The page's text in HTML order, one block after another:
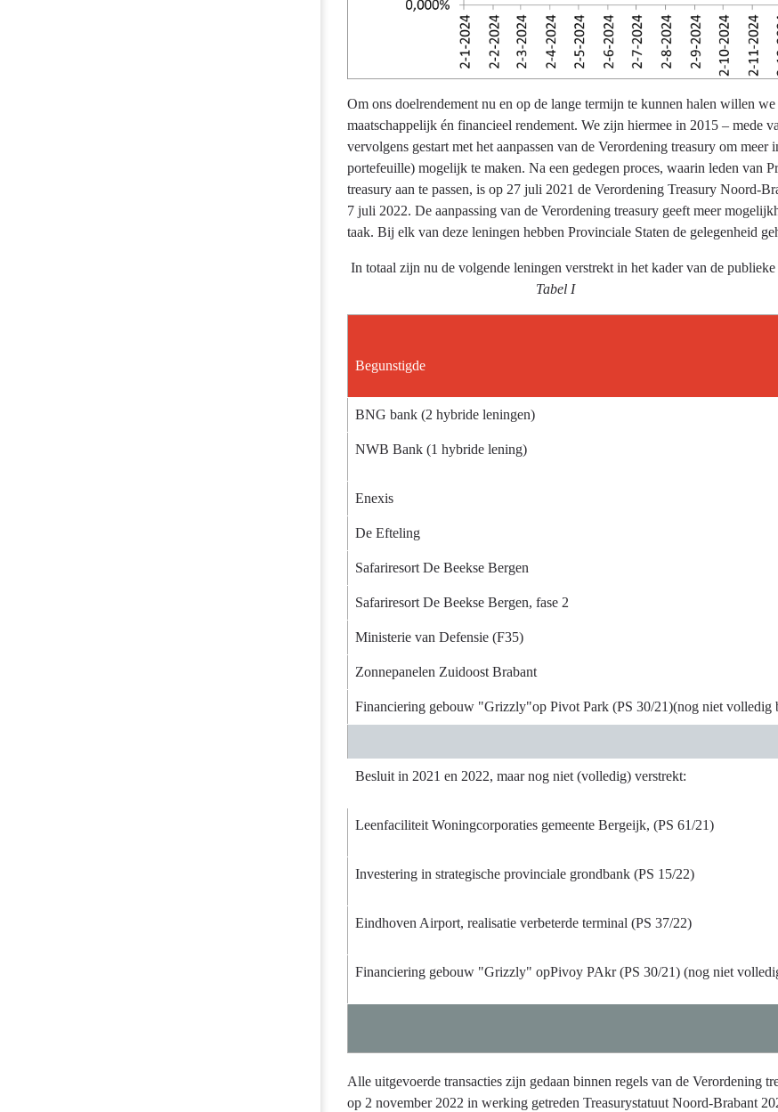
Om ons doelrendement nu en op de lange termijn te kunnen halen willen
maatschappelijk én financieel rendement. We zijn hiermee in 2015 – mede
vervolgens gestart met het aanpassen van de Verordening treasury om
portefeuille) mogelijk te maken. Na een gedegen proces, waarin leden van
treasury aan te passen, is op 27 juli 2021 de Verordening Treasury Noord-
7 juli 2022. De aanpassing van de Verordening treasury geeft meer
taak. Bij elk van deze leningen hebben Provinciale Staten de gelegenheid
In totaal zijn nu de volgende leningen
Tabel I
Begunstigde
BNG bank (2 hybride leningen)
NWB Bank (1 hybride lening)
Enexis
De Efteling
Safariresort De Beekse Bergen
Safariresort De Beekse Bergen, fase 2
Ministerie van Defensie (F35)
Zonnepanelen Zuidoost Brabant
Financiering gebouw "Grizzly"op Pivot Park (PS 30/21)(nog niet volledig
Besluit in 2021 en 2022, maar nog niet (volledig) verstrekt:
Leenfaciliteit Woningcorporaties gemeente Bergeijk, (PS 61/21)
Investering in strategische provinciale grondbank (PS 15/22)
Eindhoven Airport, realisatie verbeterde terminal (PS 37/22)
Financiering gebouw "Grizzly" opPivoy PAkr (PS 30/21) (nog niet
Alle uitgevoerde transacties zijn gedaan binnen regels van de Verordening
op 2 november 2022 in werking getreden Treasurystatuut Noord-Brabant